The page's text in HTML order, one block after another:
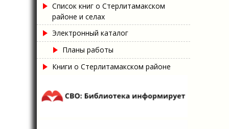
Список книг о Стерлитамакском
районе и селах
Электронный каталог
Планы работы
Книги о Стерлитамакском районе